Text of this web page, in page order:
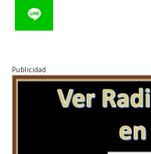
Publicidad